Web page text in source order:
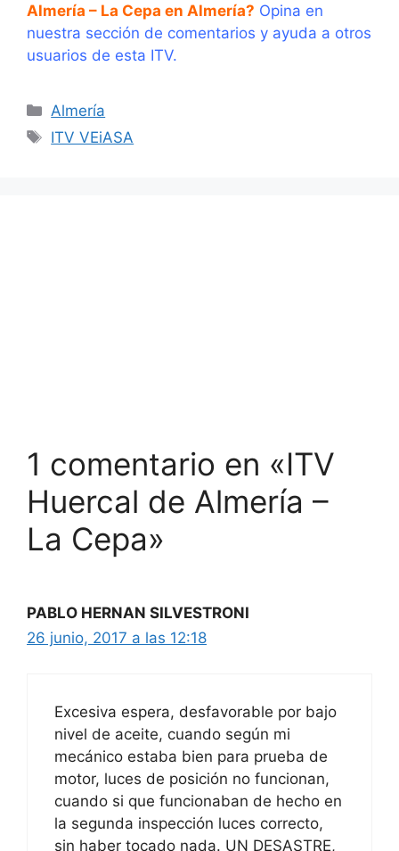
Almería – La Cepa en Almería? Opina en
nuestra sección de comentarios y ayuda a otros
usuarios de esta ITV.
Categorías
Almería
Etiquetas
ITV VEiASA
1 comentario en «ITV
Huercal de Almería –
La Cepa»
PABLO HERNAN SILVESTRONI
26 junio, 2017 a las 12:18
Excesiva espera, desfavorable por bajo
nivel de aceite, cuando según mi
mecánico estaba bien para prueba de
motor, luces de posición no funcionan,
cuando si que funcionaban de hecho en
la segunda inspección luces correcto,
sin haber tocado nada. UN DESASTRE,